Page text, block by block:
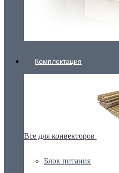
Комплектация
Все для конвекторов
Блок питания